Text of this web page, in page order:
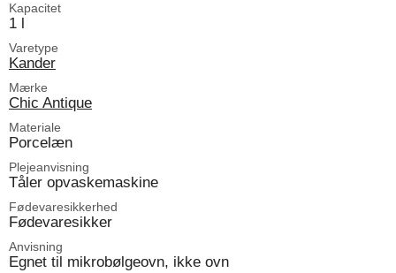
Kapacitet
1 l
Varetype
Kander
Mærke
Chic Antique
Materiale
Porcelæn
Plejeanvisning
Tåler opvaskemaskine
Fødevaresikkerhed
Fødevaresikker
Anvisning
Egnet til mikrobølgeovn, ikke ovn